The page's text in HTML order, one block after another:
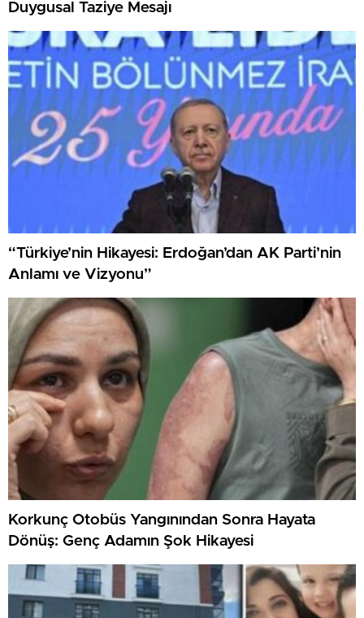
Duygusal Taziye Mesajı
“Türkiye’nin Hikayesi: Erdoğan’dan AK Parti’nin
Anlamı ve Vizyonu”
Korkunç Otobüs Yangınından Sonra Hayata
Dönüş: Genç Adamın Şok Hikayesi